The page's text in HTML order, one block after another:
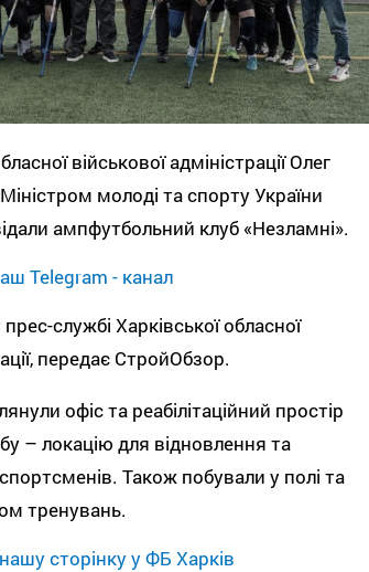
військової адміністрації Олег
молоді та спорту України
ампфутбольний клуб «Незламні».
Telegram - канал
службі Харківської обласної
передає СтройОбзор.
офіс та реабілітаційний простір
– локацію для відновлення та
спортсменів. Також побували у полі та
тренувань.
сторінку у ФБ Харків